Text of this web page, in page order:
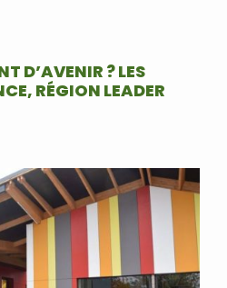
D’AVENIR ? LES
RÉGION LEADER